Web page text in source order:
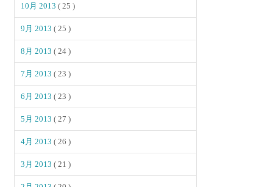
10月 2013( 25 )
9月 2013( 25 )
8月 2013( 24 )
7月 2013( 23 )
6月 2013( 23 )
5月 2013( 27 )
4月 2013( 26 )
3月 2013( 21 )